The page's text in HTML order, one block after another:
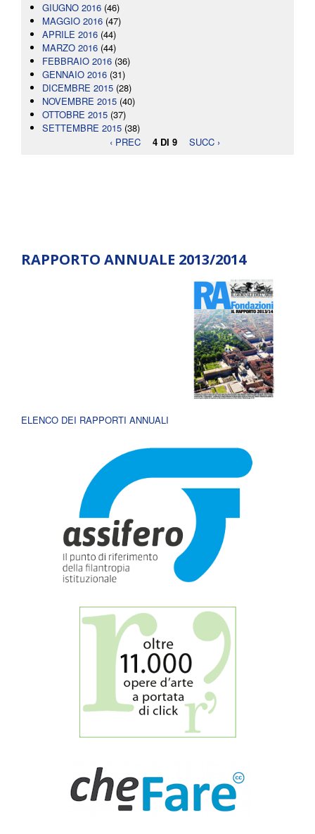
GIUGNO 2016 (46)
MAGGIO 2016 (47)
APRILE 2016 (44)
MARZO 2016 (44)
FEBBRAIO 2016 (36)
GENNAIO 2016 (31)
DICEMBRE 2015 (28)
NOVEMBRE 2015 (40)
OTTOBRE 2015 (37)
SETTEMBRE 2015 (38)
‹ PREC
4 DI 9 SUCC ›
RAPPORTO ANNUALE 2013/2014
ELENCO DEI RAPPORTI ANNUALI